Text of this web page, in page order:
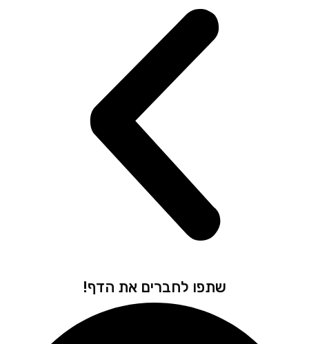
שתפו לחברים את הדף!